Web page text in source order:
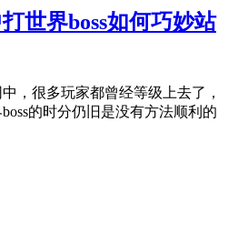
世界boss如何巧妙站
很多玩家都曾经等级上去了，
的时分仍旧是没有方法顺利的